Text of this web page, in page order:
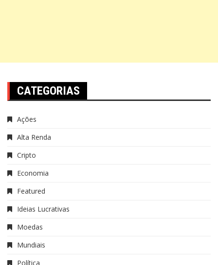
CATEGORIAS
Ações
Alta Renda
Cripto
Economia
Featured
Ideias Lucrativas
Moedas
Mundiais
Política